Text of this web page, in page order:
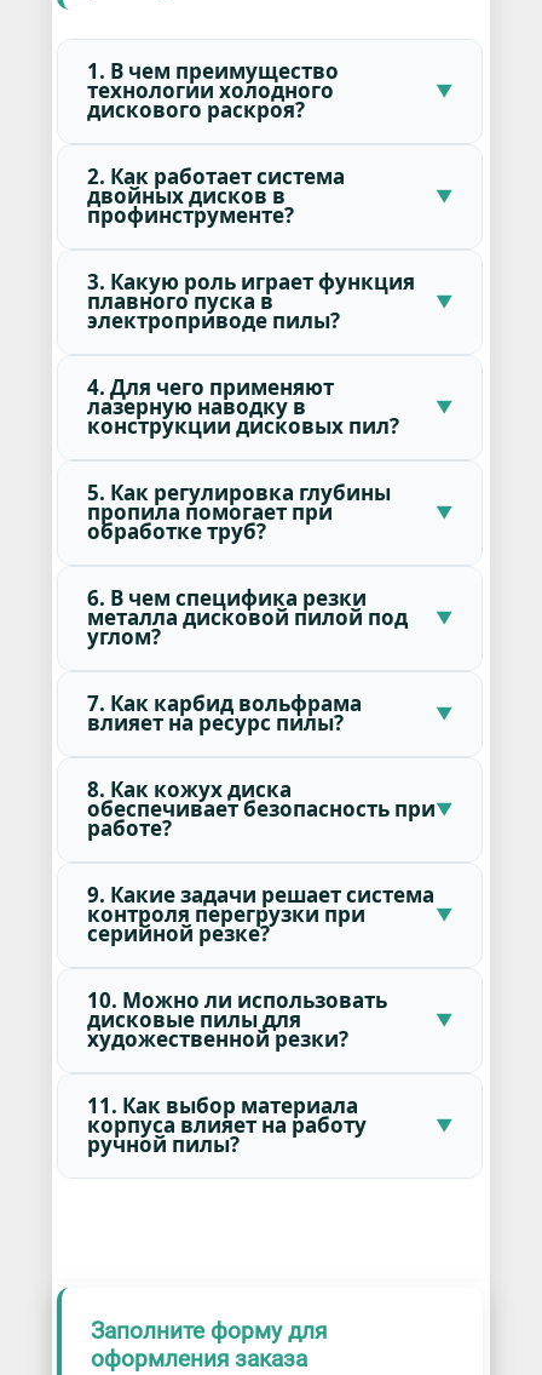
1. В чем преимущество
технологии холодного
дискового раскроя?
2. Как работает система
двойных дисков в
профинструменте?
3. Какую роль играет функция
плавного пуска в
электроприводе пилы?
4. Для чего применяют
лазерную наводку в
конструкции дисковых пил?
5. Как регулировка глубины
пропила помогает при
обработке труб?
6. В чем специфика резки
металла дисковой пилой под
углом?
7. Как карбид вольфрама
влияет на ресурс пилы?
8. Как кожух диска
обеспечивает безопасность при
работе?
9. Какие задачи решает система
контроля перегрузки при
серийной резке?
10. Можно ли использовать
дисковые пилы для
художественной резки?
11. Как выбор материала
корпуса влияет на работу
ручной пилы?
Заполните форму для
оформления заказа